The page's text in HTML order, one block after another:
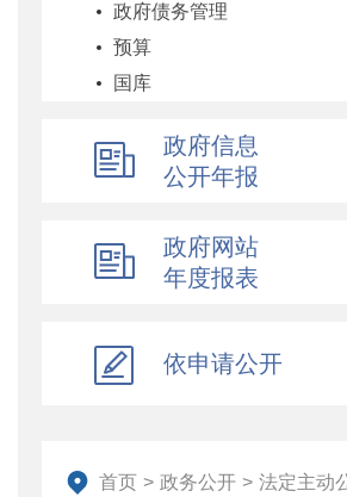
政府债务管理
预算
国库
科教和文化
农业农村
自然资源和生态环境
乡村振兴
资产监督管理
政府信息
公开年报
政府网站
年度报表
依申请公开
首页 > 政务公开 > 法定主动